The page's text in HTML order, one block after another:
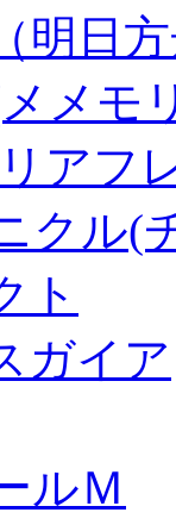
明日
メモ
アフ
クル(
ト
ガイア
ルＭ